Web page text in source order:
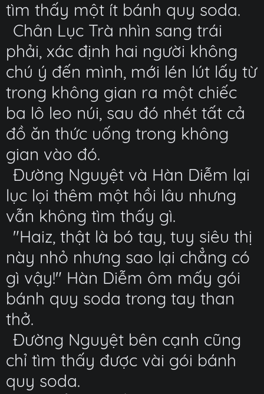
tìm thấy một ít bánh quy soda.
Chân Lục Trà nhìn sang trái
phải, xác định hai người không
chú ý đến mình, mới lén lút lấy từ
trong không gian ra một chiếc
ba lô leo núi, sau đó nhét tất cả
đồ ăn thức uống trong không
gian vào đó.
Đường Nguyệt và Hàn Diễm lại
lục lọi thêm một hồi lâu nhưng
vẫn không tìm thấy gì.
"Haiz, thật là bó tay, tuy siêu thị
này nhỏ nhưng sao lại chẳng có
gì vậy!" Hàn Diễm ôm mấy gói
bánh quy soda trong tay than
thở.
Đường Nguyệt bên cạnh cũng
chỉ tìm thấy được vài gói bánh
quy soda.